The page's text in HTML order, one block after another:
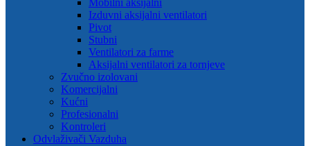
Mobilni aksijalni
Izduvni aksijalni ventilatori
Pivot
Stubni
Ventilatori za farme
Aksijalni ventilatori za tornjeve
Zvučno izolovani
Komercijalni
Kućni
Profesionalni
Kontroleri
Odvlaživači Vazduha